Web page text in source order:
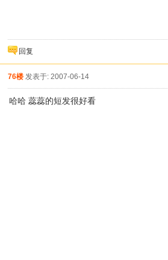
回复
76楼 发表于: 2007-06-14
哈哈 蕊蕊的短发很好看